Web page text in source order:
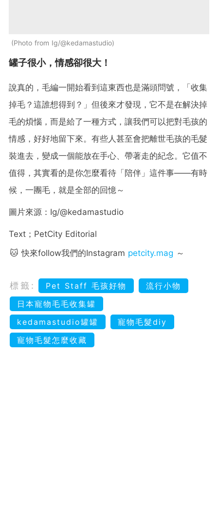
Photo from Ig/@kedamastudio
罐子很小，情感卻很大！
說真的，毛編一開始看到這東西也是滿頭問號，「收集
掉毛？這誰想得到？」但後來才發現，它不是在解決掉
毛的煩惱，而是給了一種方式，讓我們可以把對毛孩的
情感，好好地留下來。有些人甚至會把離世毛孩的毛髮
裝進去，變成一個能放在手心、帶著走的紀念。它值不
值得，其實看的是你怎麼看待「陪伴」這件事——有時
候，一團毛，就是全部的回憶～
圖片來源：Ig/@kedamastudio
Text；PetCity Editorial
🐱 快來follow我們的Instagram petcity.mag ～
標籤: Pet Staff 毛孩好物
流行小物
日本寵物毛毛收集罐
kedamastudio罐罐
寵物毛髮diy
寵物毛髮怎麼收藏